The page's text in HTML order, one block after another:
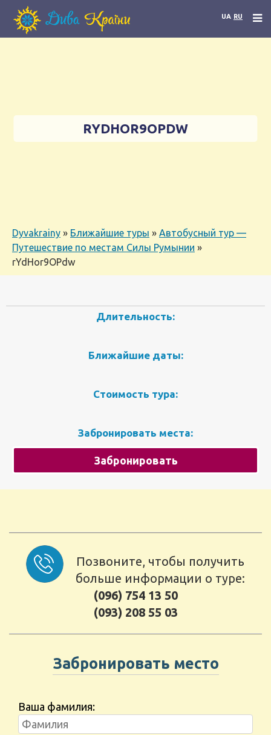
UA RU
RYDHOR9OPDW
Dyvakrainy » Ближайшие туры » Автобусный тур —
Путешествие по местам Силы Румынии »
rYdHor9OPdw
Длительность:
Ближайшие даты:
Стоимость тура:
Забронировать места:
Забронировать
Позвоните, чтобы получить
больше информации о туре:
(096) 754 13 50
(093) 208 55 03
Забронировать место
Ваша фамилия: